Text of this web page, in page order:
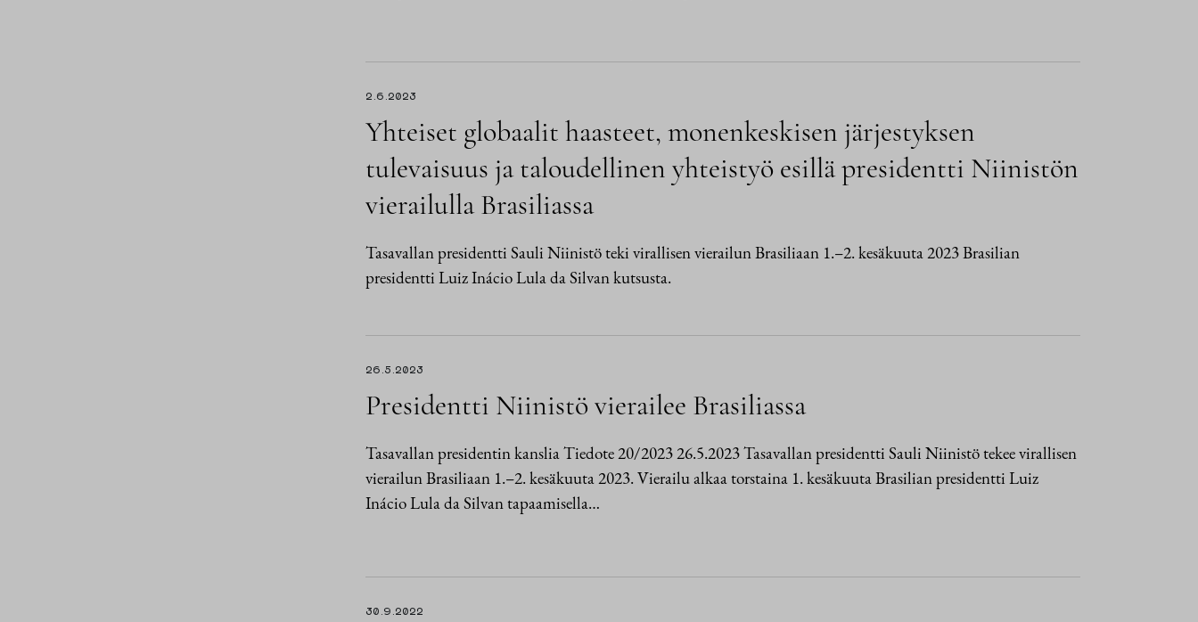
2.6.2023
Yhteiset globaalit haasteet, monenkeskisen järjestyksen
tulevaisuus ja taloudellinen yhteistyö esillä presidentti Niinistön
vierailulla Brasiliassa
Tasavallan presidentti Sauli Niinistö teki virallisen vierailun Brasiliaan 1.–2. kesäkuuta 2023 Brasilian
presidentti Luiz Inácio Lula da Silvan kutsusta.
26.5.2023
Presidentti Niinistö vierailee Brasiliassa
Tasavallan presidentin kanslia Tiedote 20/2023 26.5.2023 Tasavallan presidentti Sauli Niinistö tekee virallisen
vierailun Brasiliaan 1.–2. kesäkuuta 2023. Vierailu alkaa torstaina 1. kesäkuuta Brasilian presidentti Luiz
Inácio Lula da Silvan tapaamisella…
30.9.2022